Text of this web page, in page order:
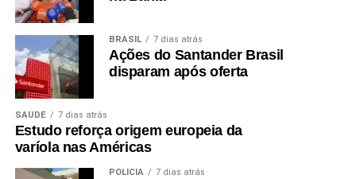
BRASIL 7 dias atrás
Ações do Santander Brasil
disparam após oferta
SAÚDE 7 dias atrás
Estudo reforça origem europeia da
varíola nas Américas
POLÍCIA 7 dias atrás